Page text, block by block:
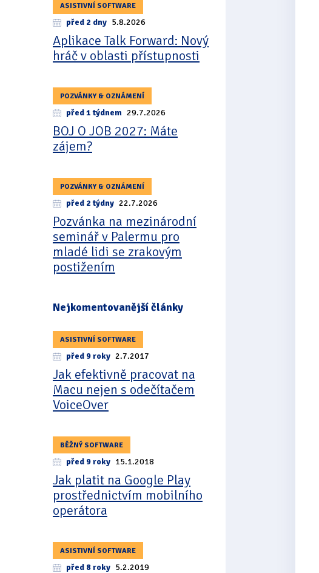
ASISTIVNÍ SOFTWARE
před 2 dny 5.8.2026
Aplikace Talk Forward: Nový
hráč v oblasti přístupnosti
POZVÁNKY & OZNÁMENÍ
před 1 týdnem 29.7.2026
BOJ O JOB 2027: Máte
zájem?
POZVÁNKY & OZNÁMENÍ
před 2 týdny 22.7.2026
Pozvánka na mezinárodní
seminář v Palermu pro
mladé lidi se zrakovým
postižením
Nejkomentovanější články
ASISTIVNÍ SOFTWARE
před 9 roky 2.7.2017
Jak efektivně pracovat na
Macu nejen s odečítačem
VoiceOver
BĚŽNÝ SOFTWARE
před 9 roky 15.1.2018
Jak platit na Google Play
prostřednictvím mobilního
operátora
ASISTIVNÍ SOFTWARE
před 8 roky 5.2.2019